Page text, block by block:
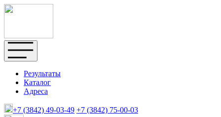
Результаты
Каталог
Адреса
+7 (3842) 49-03-49 +7 (3842) 75-00-03